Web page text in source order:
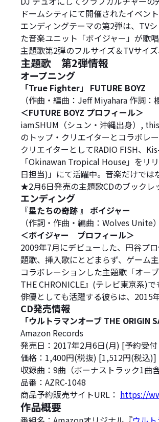
ドームシティにて開催されたイベン
エンディングテーマの第2弾は、TV
た音楽ユニット「ボイジャー」が歌唱
主題歌第2弾のフルサイズ＆TVサイ
主題歌 第2弾情報
オープニング
「True Fighter」 FUTURE BOYZ
（作曲・編曲：Jeff Miyahara 作詞：
＜FUTURE BOYZ プロフィール＞
iamSHUM（シュン・沖縄出身）,
のトップ・クリエイターとコラボレ
クリエイターとしてRADIO FISH、
「Okinawan Tropical House」をリ
日担当)」にて活躍中。音楽だけでは
★2月6日発売の主題歌CDのブックレ
エンディング
『星たちの奇跡 』 ボイジャー
（作詞・作曲・編曲：Wolves Unite）
＜ボイジャー プロフィール＞
2009年7月にデビューした、円谷プ
題歌、挿入歌にとどまらず、ゲーム
コラボレーションした主題歌「オー
THE CHRONICLE』(テレビ東京系)
俳優としても活躍する彼らは、2015
CD発売情報
「ウルトラマンオーブ THE ORIGIN
Amazon Records
発売日：2017年2月6日(月) [予約受
価格：1,400円(税抜) [1,512円(税込)]
収録曲：9曲（ボーナストラック1曲
品番：AZRC-1048
商品予約販売サイトURL： https://
作品概要